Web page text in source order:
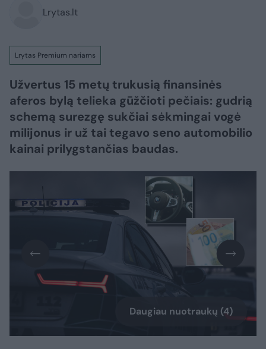
Lrytas.lt
Lrytas Premium nariams
Užvertus 15 metų trukusią finansinės
aferos bylą telieka gūžčioti pečiais: gudrią
schemą surezgę sukčiai sėkmingai vogė
milijonus ir už tai tegavo seno automobilio
kainai prilygstančias baudas.
Daugiau nuotraukų (4)